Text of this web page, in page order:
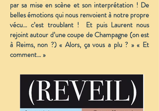
par sa mise en scène et son interprétation ! De
belles émotions qui nous renvoient à notre propre
vécu… c’est troublant ! Et puis Laurent nous
rejoint autour d’une coupe de Champagne (on est
à Reims, non ?) « Alors, ça vous a plu ? » « Et
comment… »